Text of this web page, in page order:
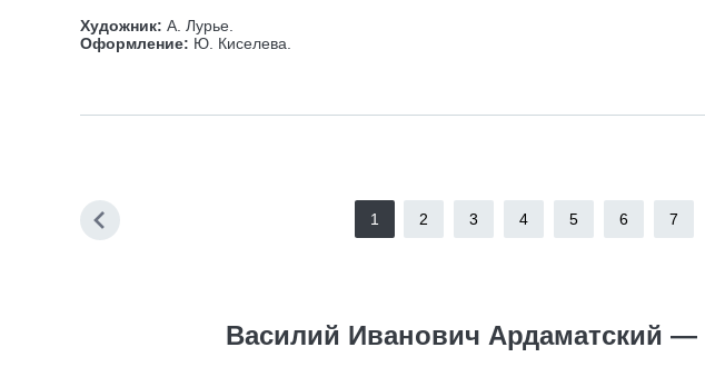
Художник: А. Лурье.
Оформление: Ю. Киселева.
1 2 3 4 5 6 7
Василий Иванович Ардаматский —